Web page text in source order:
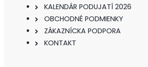
KALENDÁR PODUJATÍ 2026
OBCHODNÉ PODMIENKY
ZÁKAZNÍCKA PODPORA
KONTAKT